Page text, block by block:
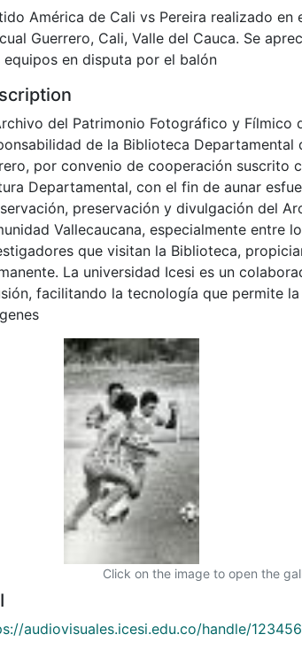
América de Cali vs Pereira realizado en
Guerrero, Cali, Valle del Cauca. Se
equipos en disputa por el balón
del Patrimonio Fotográfico y Fílmico
de la Biblioteca Departamental
por convenio de cooperación suscrito
Departamental, con el fin de aunar
preservación y divulgación del
Vallecaucana, especialmente entre
que visitan la Biblioteca,
La universidad Icesi es un
facilitando la tecnología que permite
Click on the image to open the
audiovisuales.icesi.edu.co/handle/